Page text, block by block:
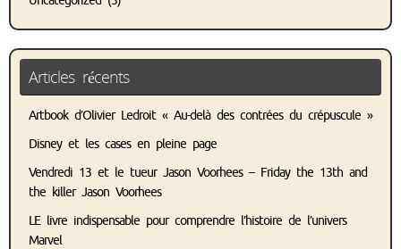
Articles récents
Artbook d’Olivier Ledroit « Au-delà des contrées du crépuscule »
Disney et les cases en pleine page
Vendredi 13 et le tueur Jason Voorhees – Friday the 13th and
the killer Jason Voorhees
LE livre indispensable pour comprendre l’histoire de l’univers
Marvel